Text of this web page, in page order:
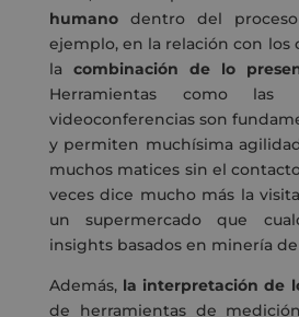
humanodentro del
ejemplo, en la relación con los
la combinación de lo
Herramientas como las
videoconferencias son
y permiten muchísima
muchos matices sin el
veces dice mucho más la
un supermercado que
insights basados en minería
Además, la interpretación de
de herramientas de